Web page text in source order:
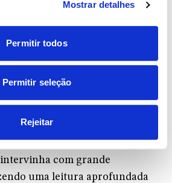
Mostrar detalhes
Permitir todos
Permitir seleção
Rejeitar
de que «a razão, estimulada
da nossa fibra mais
uma reconhecida trajetória
e na administração
Procurador Geral da República
com grande
uma leitura aprofundada